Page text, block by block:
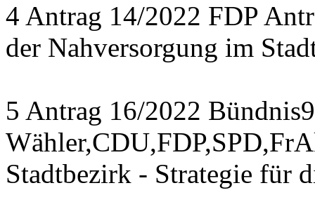
4 Antrag 14/2022 FDP
der Nahversorgung im
5 Antrag 16/2022
Stadtbezirk - Strategie für